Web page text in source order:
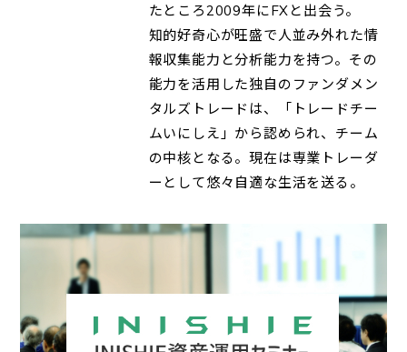
たところ2009年にFXと出会う。
知的好奇心が旺盛で人並み外れた情
報収集能力と分析能力を持つ。その
能力を活用した独自のファンダメン
タルズトレードは、「トレードチー
ムいにしえ」から認められ、チーム
の中核となる。現在は専業トレーダ
ーとして悠々自適な生活を送る。